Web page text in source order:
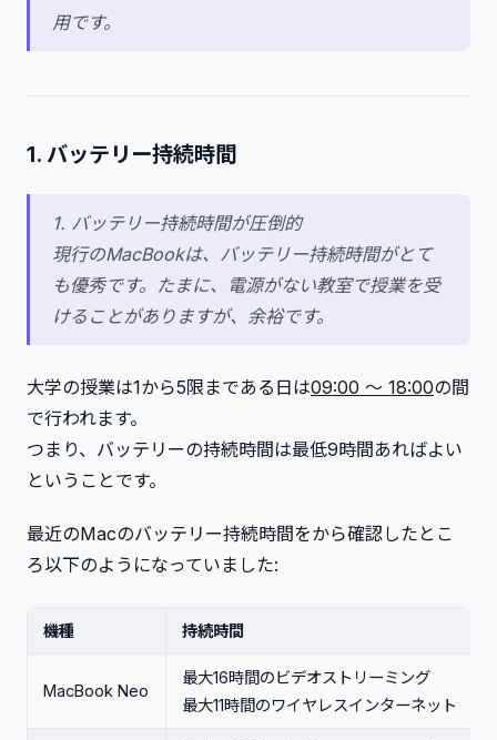
用です。
1. バッテリー持続時間
1. バッテリー持続時間が圧倒的
現行のMacBookは、バッテリー持続時間がとて
も優秀です。たまに、電源がない教室で授業を受
けることがありますが、余裕です。
大学の授業は1から5限まである日は09:00 ～ 18:00の間
で行われます。
つまり、バッテリーの持続時間は最低9時間あればよい
ということです。
最近のMacのバッテリー持続時間をから確認したとこ
ろ以下のようになっていました:
機種 持続時間
MacBook Neo
最大16時間のビデオストリーミング
最大11時間のワイヤレスインターネット